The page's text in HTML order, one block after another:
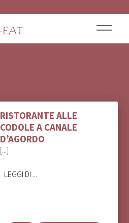
RISTORANTE ALLE
CODOLE A CANALE
D’AGORDO
[...]
LEGGI DI ...